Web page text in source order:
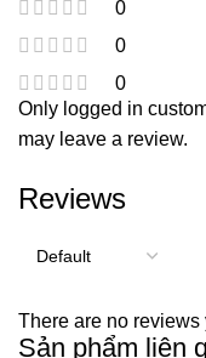
0
0
0
Reviews
There are no reviews
Only logged in
may leave a review.
Sản phẩm liên